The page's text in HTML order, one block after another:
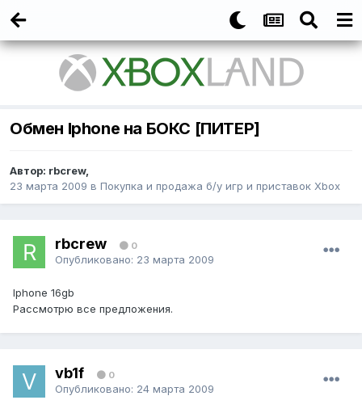
Обмен Iphone на БОКС [ПИТЕР]
Автор: rbcrew,
23 марта 2009 в Покупка и продажа б/у игр и приставок Xbox
rbcrew 0
Опубликовано: 23 марта 2009
Iphone 16gb
Рассмотрю все предложения.
vb1f 0
Опубликовано: 24 марта 2009